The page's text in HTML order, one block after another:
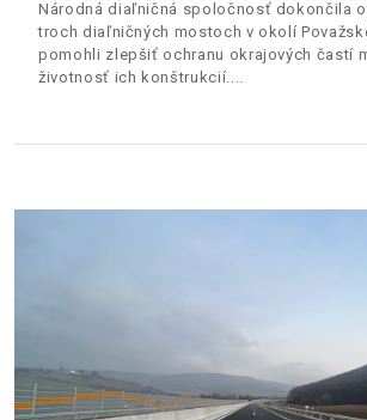
Národná diaľničná spoločnosť dokončila
troch diaľničných mostoch v okolí
pomohli zlepšiť ochranu okrajových častí
životnosť ich konštrukcií.